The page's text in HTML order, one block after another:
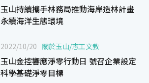
玉山持續攜手林務局推動海岸造林計畫
永續海洋生態環境
2022/10/20 關於玉山/志工文教
玉山金控響應淨零行動日 號召企業設定
科學基礎淨零目標